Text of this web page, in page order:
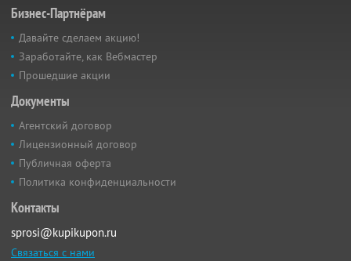
Бизнес-Партнёрам
Давайте сделаем акцию!
Заработайте, как Вебмастер
Прошедшие акции
Документы
Агентский договор
Лицензионный договор
Публичная оферта
Политика конфиденциальности
Контакты
sprosi@kupikupon.ru
Связаться с нами